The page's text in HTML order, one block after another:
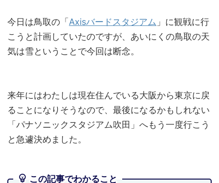
今日は鳥取の「Axisバードスタジアム 」に観戦に行
こうと計画していたのですが、あいにくの鳥取の天
気は雪ということで今回は断念。
来年にはわたしは現在住んでいる大阪から東京に戻
ることになりそうなので、最後になるかもしれない
「パナソニックスタジアム吹田」へもう一度行こう
と急遽決めました。
この記事でわかること